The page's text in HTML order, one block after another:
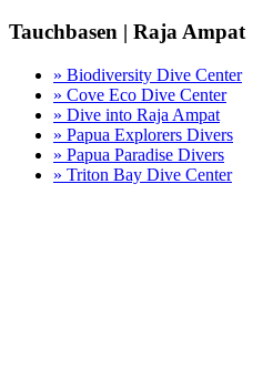
Tauchbasen | Raja Ampat
» Biodiversity Dive Center
» Cove Eco Dive Center
» Dive into Raja Ampat
» Papua Explorers Divers
» Papua Paradise Divers
» Triton Bay Dive Center